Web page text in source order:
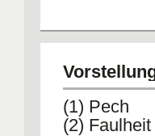
(1) Pech
(2) Faulheit